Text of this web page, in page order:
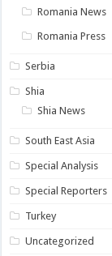
Romania News
Romania Press
Serbia
Shia
Shia News
South East Asia
Special Analysis
Special Reporters
Turkey
Uncategorized